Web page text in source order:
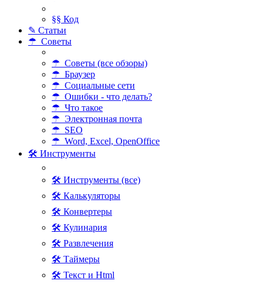
§§ Код
✎ Статьи
☂ Советы
☂ Советы (все обзоры)
☂ Браузер
☂ Социальные сети
☂ Ошибки - что делать?
☂ Что такое
☂ Электронная почта
☂ SEO
☂ Word, Excel, OpenOffice
🛠 Инструменты
🛠 Инструменты (все)
🛠 Калькуляторы
🛠 Конвертеры
🛠 Кулинария
🛠 Развлечения
🛠 Таймеры
🛠 Текст и Html